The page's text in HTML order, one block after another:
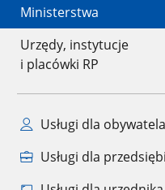
Ministerstwa
Urzędy, instytucje
i placówki RP
Usługi dla obywatela
Usługi dla